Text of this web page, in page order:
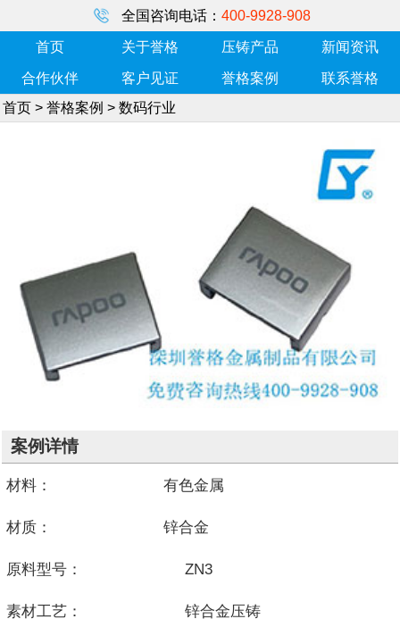
全国咨询电话： 400-9928-908
首页 关于誉格 压铸产品 新闻资讯
合作伙伴 客户见证 誉格案例
联系誉格
首页 > 誉格案例 > 数码行业
案例详情
材料： 有色金属
材质： 锌合金
原料型号： ZN3
素材工艺： 锌合金压铸